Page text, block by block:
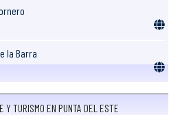
la Barra
Y TURISMO EN PUNTA DEL ESTE